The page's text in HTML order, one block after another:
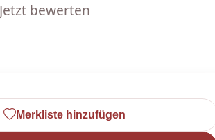
bewerten
Merkliste hinzufügen